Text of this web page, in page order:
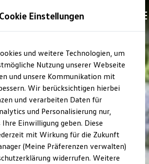
Sondermodelle
Fahrzeuge
Marktplatz
Cookie Einstellungen
und weitere Technologien, um
Nutzung unserer Webseite
und unsere Kommunikation mit
Wir berücksichtigen hierbei
und verarbeiten Daten für
und Personalisierung nur,
Ihre Einwilligung geben. Diese
mit Wirkung für die Zukunft
(Meine Präferenzen verwalten)
widerrufen. Weitere